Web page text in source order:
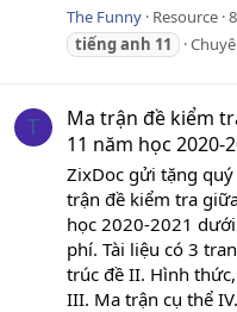
The Funny Resource
tiếnganh 11
T
Ma trận đề kiểm
11 năm học 2020-
ZixDoc gửi tặng
trận đề kiểm tra
học 2020-2021
phí. Tài liệu có 3
trúc đề II. Hình
III. Ma trận cụ thể